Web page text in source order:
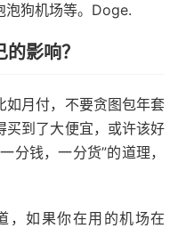
泡狗机场等。Doge.
影响？
如月付，不要贪图包年套
买到了大便宜，或许该好
分钱，一分货”的道理，
，如果你在用的机场在